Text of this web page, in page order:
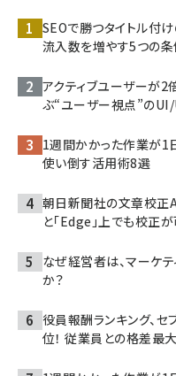
SEOで勝つタイトル付
流入数を増やす5つの条
アクティブユーザーが2
ぶ“ユーザー視点”の
1週間かかった作業が
使い倒す活用術8選
朝日新聞社の文章校正
と「Edge」上でも校正
なぜ経営者は、マーケ
か？
役員報酬ランキング、
位！ 従業員との格差最